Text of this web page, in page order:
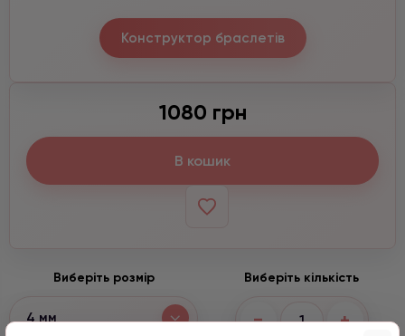
Конструктор браслетів
1080 грн
В кошик
Виберіть розмір
4 мм
Виберіть кількість
− +